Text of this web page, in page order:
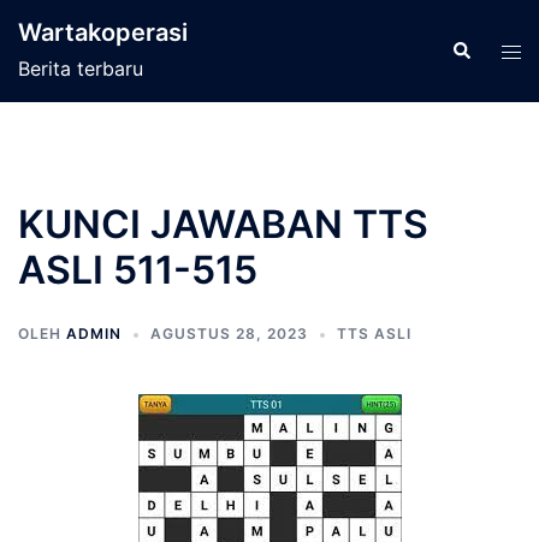
Wartakoperasi
Berita terbaru
Cari
KUNCI JAWABAN TTS
ASLI 511-515
OLEH ADMIN AGUSTUS 28, 2023 TTS ASLI